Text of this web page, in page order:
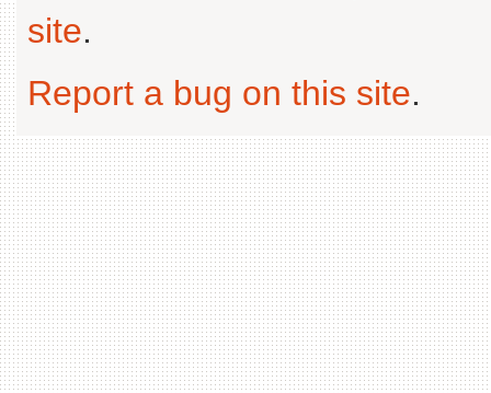
site.
Report a bug on this site.